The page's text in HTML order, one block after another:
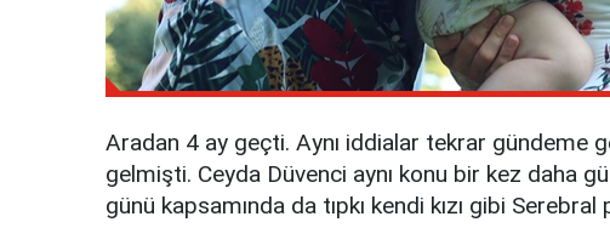
Aradan 4 ay geçti. Aynı iddialar tekrar gündeme
gelmişti. Ceyda Düvenci aynı konu bir kez daha
günü kapsamında da tıpkı kendi kızı gibi